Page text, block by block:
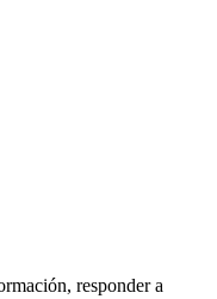
responder a